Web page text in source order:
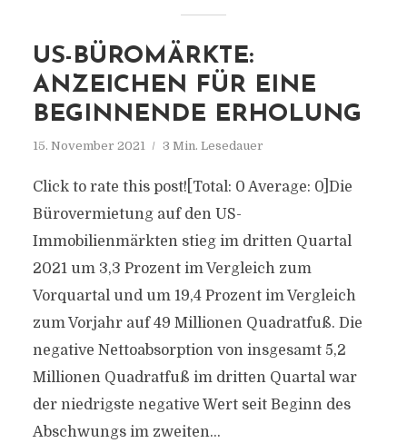
US-BÜROMÄRKTE:
ANZEICHEN FÜR EINE
BEGINNENDE ERHOLUNG
15. November 2021 3 Min. Lesedauer
Click to rate this post![Total: 0 Average: 0]Die
Bürovermietung auf den US-
Immobilienmärkten stieg im dritten Quartal
2021 um 3,3 Prozent im Vergleich zum
Vorquartal und um 19,4 Prozent im Vergleich
zum Vorjahr auf 49 Millionen Quadratfuß. Die
negative Nettoabsorption von insgesamt 5,2
Millionen Quadratfuß im dritten Quartal war
der niedrigste negative Wert seit Beginn des
Abschwungs im zweiten...